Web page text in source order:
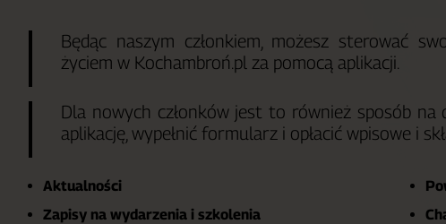
Będąc naszym członkiem, możesz sterować
życiem w Kochambroń.pl za pomocą aplikacji.
Dla nowych członków jest to również sposób na
aplikację, wypełnić formularz i opłacić wpisowe i
Aktualności
Zapisy na wydarzenia i szkolenia